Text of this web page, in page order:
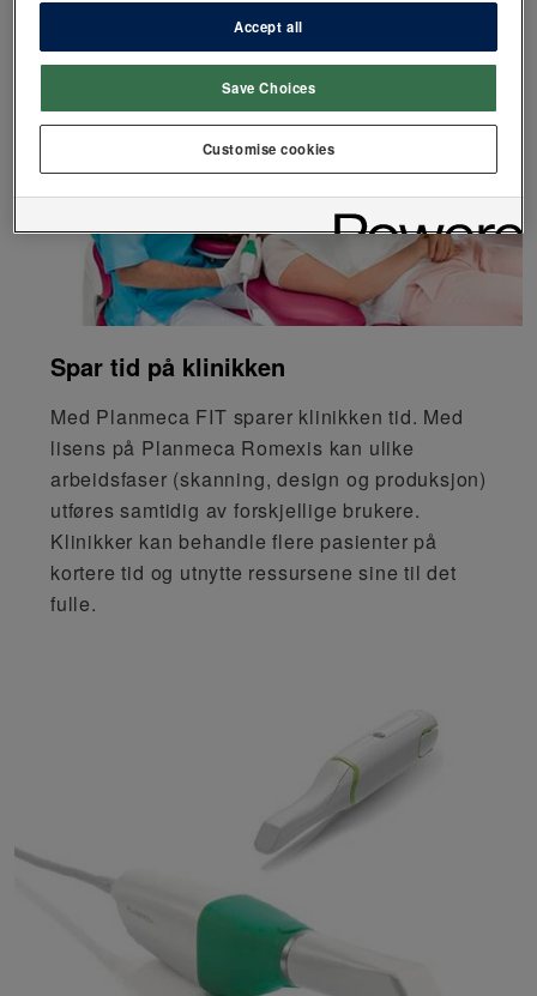
Spar tid på klinikken
Med Planmeca FIT sparer klinikken tid. Med
lisens på Planmeca Romexis kan ulike
arbeidsfaser (skanning, design og produksjon)
utføres samtidig av forskjellige brukere.
Klinikker kan behandle flere pasienter på
kortere tid og utnytte ressursene sine til det
fulle.
Accept all
Save Choices
Customise cookies